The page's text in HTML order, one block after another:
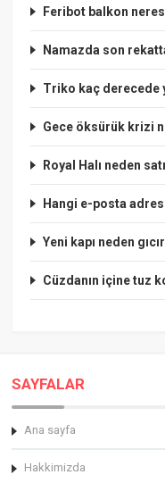
Feribot balkon
Namazda son
Triko kaç derecede
Gece öksürük krizi
Royal Halı neden
Hangi e-posta
Yeni kapı neden
Cüzdanın içine tuz
SAYFALAR
Ana sayfa
Hakkimizda